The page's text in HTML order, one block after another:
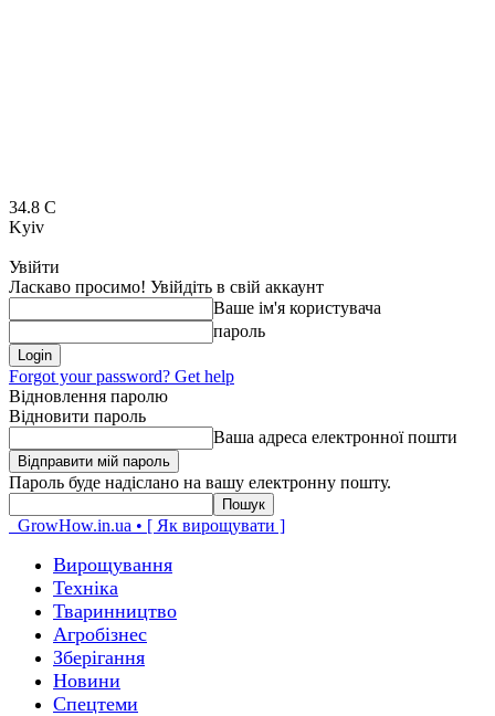
34.8 C
Kyiv
Увійти
Ласкаво просимо! Увійдіть в свій аккаунт
Ваше ім'я користувача
пароль
Forgot your password? Get help
Відновлення паролю
Відновити пароль
Ваша адреса електронної пошти
Пароль буде надіслано на вашу електронну пошту.
GrowHow.in.ua • [ Як вирощувати ]
Вирощування
Техніка
Тваринництво
Агробізнес
Зберігання
Новини
Спецтеми